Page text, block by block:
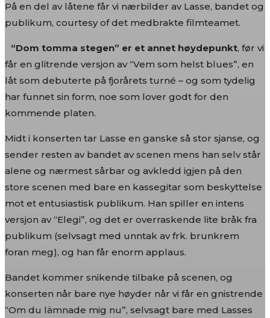
På en del av låtene får vi nærbilder av Lasse, bandet og
publikum, courtesy of det medbrakte filmteamet.
“Dom tomma stegen” er et annet høydepunkt, før vi
får en glitrende versjon av “Vem som helst blues”, en
låt som debuterte på fjorårets turné – og som tydelig
har funnet sin form, noe som lover godt for den
kommende platen.
Midt i konserten tar Lasse en ganske så stor sjanse, og
sender resten av bandet av scenen mens han selv står
alene og nærmest sårbar og avkledd igjen på den
store scenen med bare en kassegitar som beskyttelse
mot et entusiastisk publikum. Han spiller en intens
versjon av “Elegi”, og det er overraskende lite bråk fra
publikum (selvsagt med unntak av frk. brunkrem
foran meg), og han får enorm applaus.
Bandet kommer snikende tilbake på scenen, og
konserten når bare nye høyder når vi får en gnistrende
“Om du lämnade mig nu”, selvsagt bare med Lasses